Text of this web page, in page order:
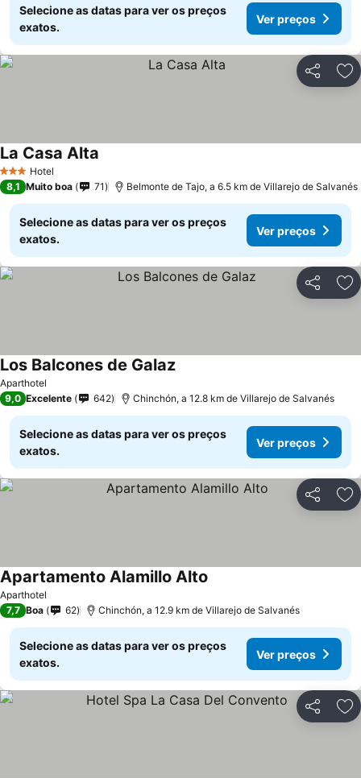
Selecione as datas para ver os preços
exatos.
Ver preços
Partilhar
3 EstrelasHotel
La Casa Alta
8,1 Muito boa 71 Belmonte de Tajo, a 6.5 km de Villarejo de Salvanés
Selecione as datas para ver os preços
exatos.
Ver preços
Partilhar
Aparthotel
Los Balcones de Galaz
9,0 Excelente 642 Chinchón, a 12.8 km de Villarejo de Salvanés
Selecione as datas para ver os preços
exatos.
Ver preços
Partilhar
Aparthotel
Apartamento Alamillo Alto
7,7 Boa 62 Chinchón, a 12.9 km de Villarejo de Salvanés
Selecione as datas para ver os preços
exatos.
Ver preços
Partilhar